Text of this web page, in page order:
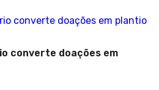
converte doações em